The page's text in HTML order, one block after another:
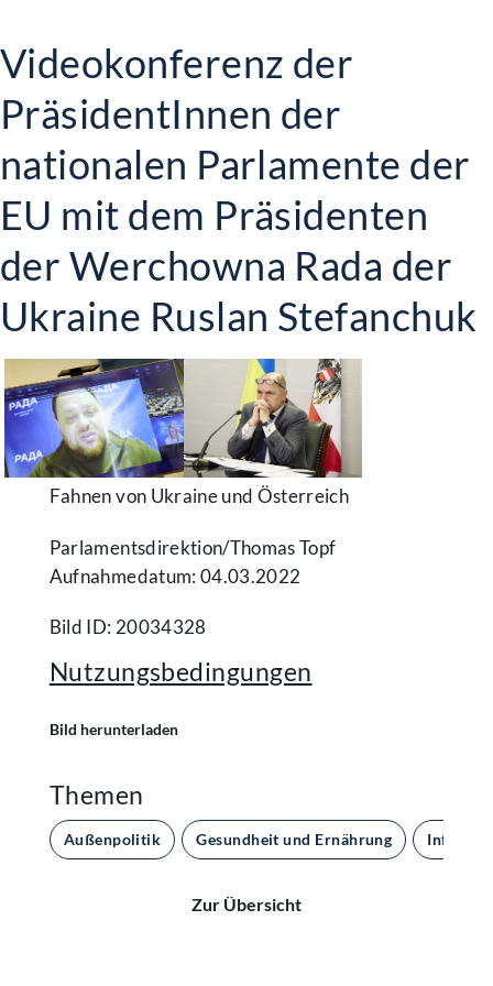
Videokonferenz der
PräsidentInnen der
nationalen Parlamente der
EU mit dem Präsidenten
der Werchowna Rada der
Ukraine Ruslan Stefanchuk
Fahnen von Ukraine und Österreich
Parlamentsdirektion/​Thomas Topf
Aufnahmedatum: 04.03.2022
Bild ID: 20034328
Nutzungsbedingungen
Bild herunterladen
Themen
Außenpolitik Gesundheit und Ernährung
Zur Übersicht